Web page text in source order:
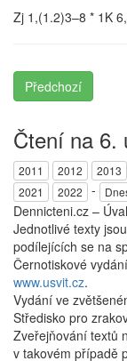
Zj 1,(1.2)3–8 * 1K
Předchozí
Čtení na 6.
2011 2012 2013
2021
2022 -
Dennicteni.cz –
Jednotlivé texty
podílejících se na
Černotiskové
www.usvit.cz.
Vydání ve
Středisko pro
Zveřejňování textů
v takovém případě